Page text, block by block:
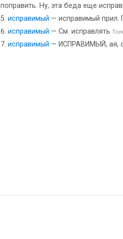
поправить. Ну, эта беда еще
исправимый — исправимый
исправимый — См. исправлять
исправимый — ИСПРАВИМЫЙ, ая,